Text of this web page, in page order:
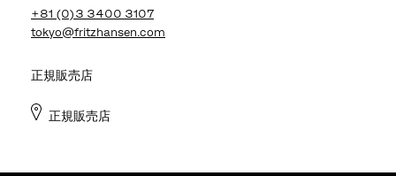
+81 (0)3 3400 3107
tokyo@fritzhansen.com
正規販売店
正規販売店